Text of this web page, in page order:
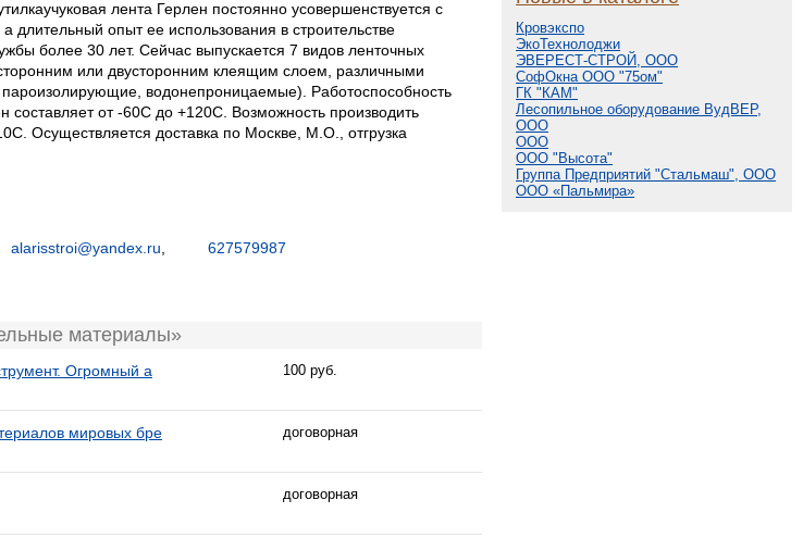
лента Герлен постоянно усовершенствуется с
длительный опыт ее использования в строительстве
более 30 лет. Сейчас выпускается 7 видов ленточных
или двусторонним клеящим слоем, различными
водонепроницаемые). Работоспособность
составляет от -60С до +120С. Возможность производить
Осуществляется доставка по Москве, М.О., отгрузка
alarisstroi@yandex.ru 627579987
материалы»
Огромный а 100 руб.
мировых бре договорная
договорная
Кровэкспо
ЭкоТехнолоджи
ЭВЕРЕСТ-СТРОЙ, ООО
СофОкна ООО "75ом"
ГК "КАМ"
Лесопильное оборудование ВудВЕР,
ООО
ООО
ООО "Высота"
Группа Предприятий "Стальмаш", ООО
ООО «Пальмира»